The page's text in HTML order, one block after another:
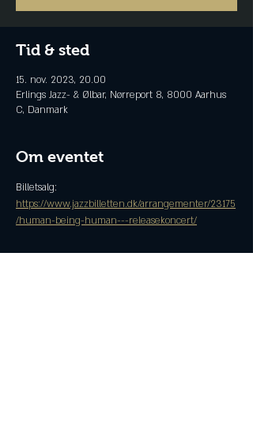
Tid & sted
15. nov. 2023, 20.00
Erlings Jazz- & Ølbar, Nørreport 8, 8000 Aarhus
C, Danmark
Om eventet
Billetsalg:
https://www.jazzbilletten.dk/arrangementer/23175
/human-being-human---releasekoncert/